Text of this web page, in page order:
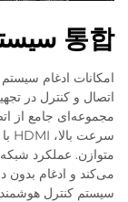
통합 سیستم هوشمند
امکانات ادغام
اتصال و کنترل در
متوازن. عملکرد
می‌کند و ادغام بدون
سیستم کنترل